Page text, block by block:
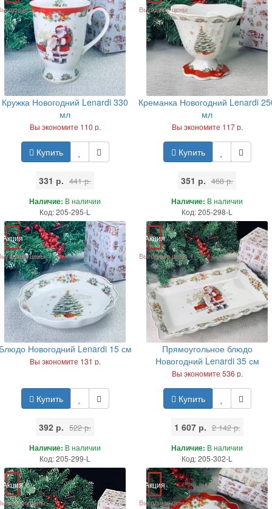
цены
Кружка Новогодний Lenardi 330
мл
Вы экономите 110 р.
Купить
331 р. 441 р.
Наличие: В наличии
Код: 205-295-L
Выгодные цены
Креманка Новогодний Lenardi
мл
Вы экономите 117 р.
Купить
351 р. 468 р.
Наличие: В наличии
Код: 205-298-L
Акция
цены
Новогодний Lenardi 15 см
Вы экономите 131 р.
Купить
392 р. 522 р.
Наличие: В наличии
Код: 205-299-L
Акция
Выгодные цены
Прямоугольное блюдо
Новогодний Lenardi 35 см
Вы экономите 536 р.
Купить
1 607 р. 2 142 р.
Наличие: В наличии
Код: 205-302-L
Акция
цены
Акция
Выгодные цены